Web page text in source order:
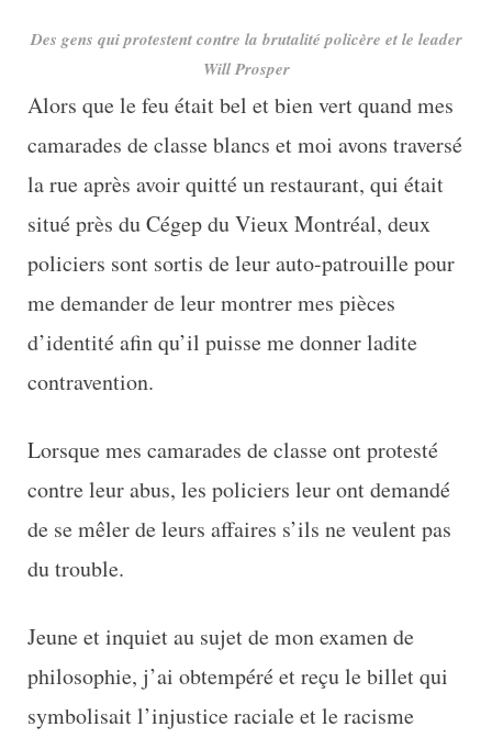
Des gens qui protestent contre la brutalité policère et le leader
Will Prosper
Alors que le feu était bel et bien vert quand mes
camarades de classe blancs et moi avons traversé
la rue après avoir quitté un restaurant, qui était
situé près du Cégep du Vieux Montréal, deux
policiers sont sortis de leur auto-patrouille pour
me demander de leur montrer mes pièces
d’identité afin qu’il puisse me donner ladite
contravention.
Lorsque mes camarades de classe ont protesté
contre leur abus, les policiers leur ont demandé
de se mêler de leurs affaires s’ils ne veulent pas
du trouble.
Jeune et inquiet au sujet de mon examen de
philosophie, j’ai obtempéré et reçu le billet qui
symbolisait l’injustice raciale et le racisme